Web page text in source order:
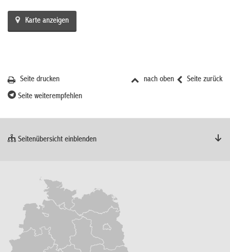
Karte anzeigen
Seite zurück
nach oben
Seite drucken
Seite weiterempfehlen
Seitenübersicht einblenden